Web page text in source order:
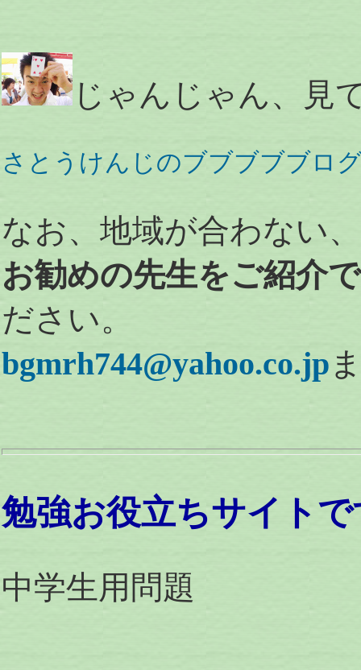
じゃんじゃん、見
さとうけんじのブブブブブロ
なお、地域が合わない
お勧めの先生をご紹介
ださい。
bgmrh744@yahoo.co.jp
勉強お役立ちサイト
中学生用問題